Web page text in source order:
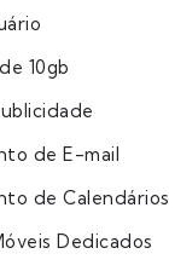
10gb
de E-mail
de Calendários
Dedicados